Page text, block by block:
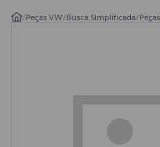
/Peças VW/Busca Simplificada/